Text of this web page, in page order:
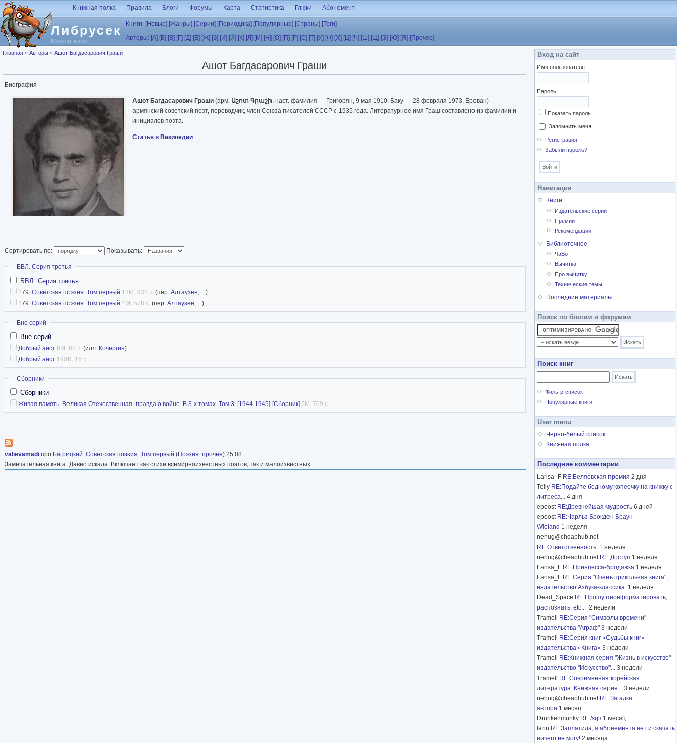
Перейти к основному содержанию
Либрусек
Много книг
Книжная полка Правила Блоги Форумы Карта Статистика Глюки Абонемент
Книги: [Новые] [Жанры] [Серии] [Периодика] [Популярные] [Страны] [Теги]
Авторы: [А] [Б] [В] [Г] [Д] [Е] [Ж] [З] [И] [Й] [К] [Л] [М] [Н] [О] [П] [Р] [С] [Т] [У] [Ф] [Х] [Ц] [Ч] [Ш] [Щ] [Э] [Ю] [Я] [Прочее]
Вы здесь
Главная » Авторы » Ашот Багдасарович Граши
Ашот Багдасарович Граши
Биография
Ашот Багдасарович Граши (арм. Աշոտ Գրաշի, наст. фамилия — Григорян, 9 мая 1910, Баку — 28 февраля 1973, Ереван) —
армянский советский поэт, переводчик, член Союза писателей СССР с 1935 года. Литературное имя Граш составлено из фамилии и
инициалов поэта.
Статья в Википедии
Сортировать по: Показывать:
Скрыть
БВЛ. Серия третья
БВЛ. Серия третья
179. Советская поэзия. Том первый 13M, 932 с. (пер. Алтаузен, ...)
179. Советская поэзия. Том первый 4M, 578 с. (пер. Алтаузен, ...)
Скрыть
Вне серий
Вне серий
Добрый аист 6M, 68 с. (илл. Кочергин)
Добрый аист 190K, 16 с.
Скрыть
Сборники
Сборники
Живая память. Великая Отечественная: правда о войне. В 3-х томах. Том 3. [1944-1945] [Сборник] 5M, 709 с.
valievamadi про Багрицкий: Советская поэзия. Том первый (Поэзия: прочее) 25 08
Замечательная книга. Давно искала. Включает как стихи всемирноизвестных поэтов, так и малоизвестных.
Вход на сайт
Имя пользователя
Пароль
Показать пароль
Запомнить меня
Регистрация
Забыли пароль?
Навигация
Книги
Издательские серии
Премии
Рекомендации
Библиотечное
ЧаВо
Вычитка
Про вычитку
Технические темы
Последние материалы
Поиск по блогам и форумам
Поиск книг
Фильтр-список
Популярные книги
User menu
Чёрно-белый список
Книжная полка
Последние комментарии
Larisa_F RE:Беляевская премия 2 дня
Telly RE:Подайте бедному копеечку на книжку с
литреса... 4 дня
epoost RE:Древнейшая мудрость 6 дней
epoost RE:Чарльз Брокден Браун -
Wieland 1 неделя
nehug@cheaphub.net
RE:Ответственность. 1 неделя
nehug@cheaphub.net RE:Доступ 1 неделя
Larisa_F RE:Принцесса-бродяжка 1 неделя
Larisa_F RE:Серия "Очень прикольная книга",
издательство Азбука-классика 1 неделя
Dead_Space RE:Прошу переформатировать,
распознать, etc... 2 недели
Tramell
RE:Серия "Символы времени"
издательства "Аграф" 3 недели
Tramell
RE:Серия книг «Судьбы книг»
издательства «Книга» 3 недели
Tramell
RE:Книжная серия "Жизнь в искусстве"
издательство "Искусство"... 3 недели
Tramell
RE:Современная корейская
литература. Книжная серия... 3 недели
nehug@cheaphub.net RE:Загадка
автора 1 месяц
Drunkenmunky RE:/sql/ 1 месяц
larin RE:Заплатила, а абонемента нет и скачать
ничего не могу! 2 месяца